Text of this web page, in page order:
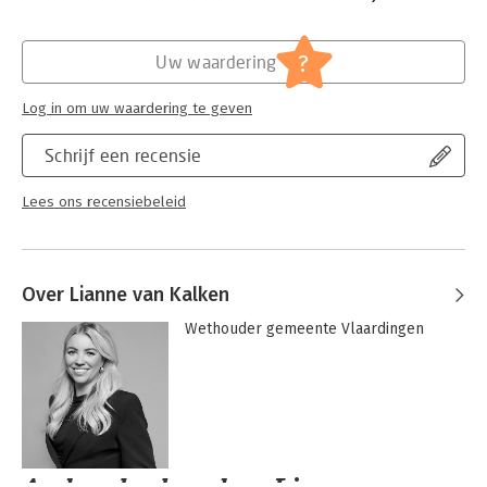
Bestuursrecht [algemeen]
Serie:
Binnenlands Bestuur en Decentralisatie
Schrijf een recensie
Lees ons recensiebeleid
Uw waardering ?
Log in om uw waardering te geven
Over Lianne van Kalken
Wethouder gemeente Vlaardingen